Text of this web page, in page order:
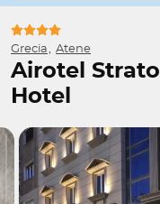
Grecia Atene
Airotel
Hotel